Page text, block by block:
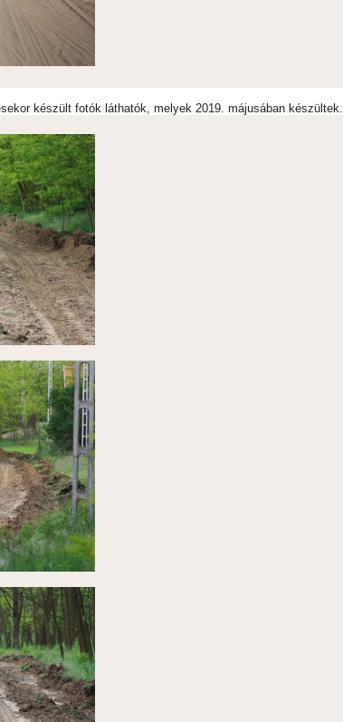
készült fotók láthatók, melyek 2019. májusában készültek.